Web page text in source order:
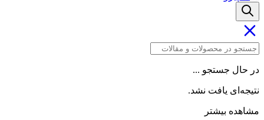
در حال جستجو ...
نتیجه‌ای یافت نشد.
مشاهده بیشتر